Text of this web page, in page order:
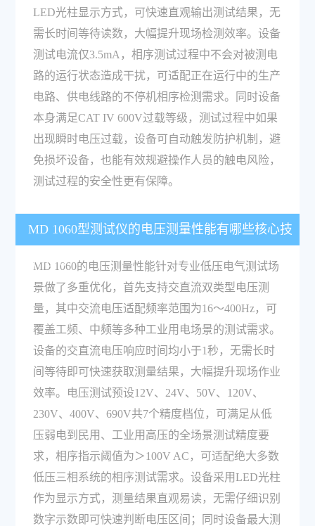
LED光柱显示方式，可快速直观输出测试结果，无
需长时间等待读数，大幅提升现场检测效率。设备
测试电流仅3.5mA，相序测试过程中不会对被测电
路的运行状态造成干扰，可适配正在运行中的生产
电路、供电线路的不停机相序检测需求。同时设备
本身满足CAT IV 600V过载等级，测试过程中如果
出现瞬时电压过载，设备可自动触发防护机制，避
免损坏设备，也能有效规避操作人员的触电风险，
测试过程的安全性更有保障。
MD 1060型测试仪的电压测量性能有哪些核心技
术特点？
MD 1060的电压测量性能针对专业低压电气测试场
景做了多重优化，首先支持交直流双类型电压测
量，其中交流电压适配频率范围为16～400Hz，可
覆盖工频、中频等多种工业用电场景的测试需求。
设备的交直流电压响应时间均小于1秒，无需长时
间等待即可快速获取测量结果，大幅提升现场作业
效率。电压测试预设12V、24V、50V、120V、
230V、400V、690V共7个精度档位，可满足从低
压弱电到民用、工业用高压的全场景测试精度要
求，相序指示阈值为＞100V AC，可适配绝大多数
低压三相系统的相序测试需求。设备采用LED光柱
作为显示方式，测量结果直观易读，无需仔细识别
数字示数即可快速判断电压区间；同时设备最大测